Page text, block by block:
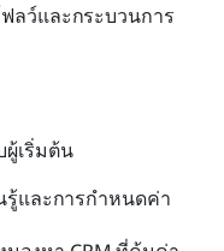
ลว์และกระบวนการ
เริ่มต้น
รู้และการกำหนดค่า